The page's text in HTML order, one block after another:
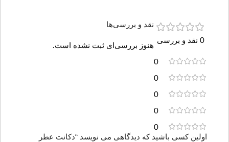
0 نقد و بررسی
0
0
0
0
0
نقد و بررسی‌ها
هنوز بررسی‌ای ثبت نشده است.
اولین کسی باشید که دیدگاهی می نویسد “دکانت عطر